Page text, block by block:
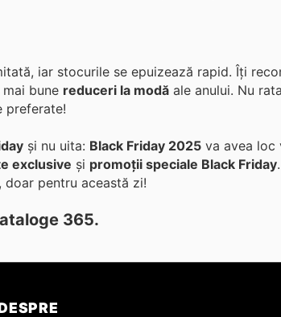
iar stocurile se epuizează rapid. Îți
bune reduceri la modă ale anului. Nu
preferate!
și nu uita: Black Friday 2025 va avea loc
exclusive și promoții speciale Black Friday
pentru această zi!
365.